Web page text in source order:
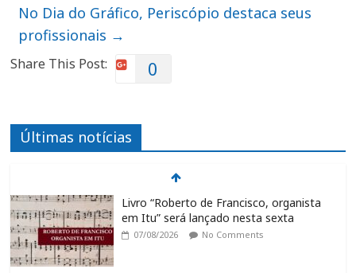
No Dia do Gráfico, Periscópio destaca seus
profissionais →
Share This Post: 0
Últimas notícias
Livro “Roberto de Francisco, organista
em Itu” será lançado nesta sexta
07/08/2026 No Comments